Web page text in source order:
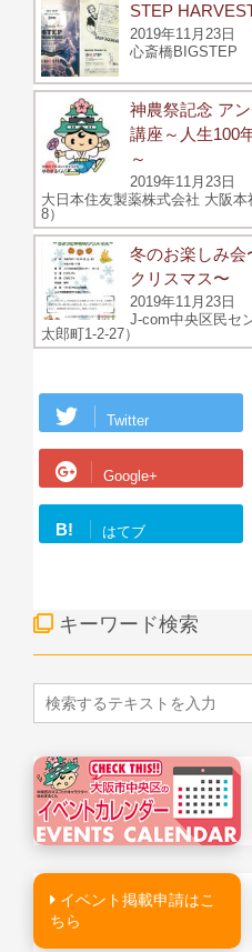
STEP
2019年11月23日
心斎橋BIGSTEP
神農祭記念 ア
講座～人生100
～
2019年11月23日
大日本住友製薬株式会社 大阪
8）
冬のお楽しみ
クリスマス〜
2019年11月23日
J-com中央区民セ
太郎町1-2-27）
Twitter
Google+
B! はてブ
キーワード検索
イベント掲載申請はこ
ちら